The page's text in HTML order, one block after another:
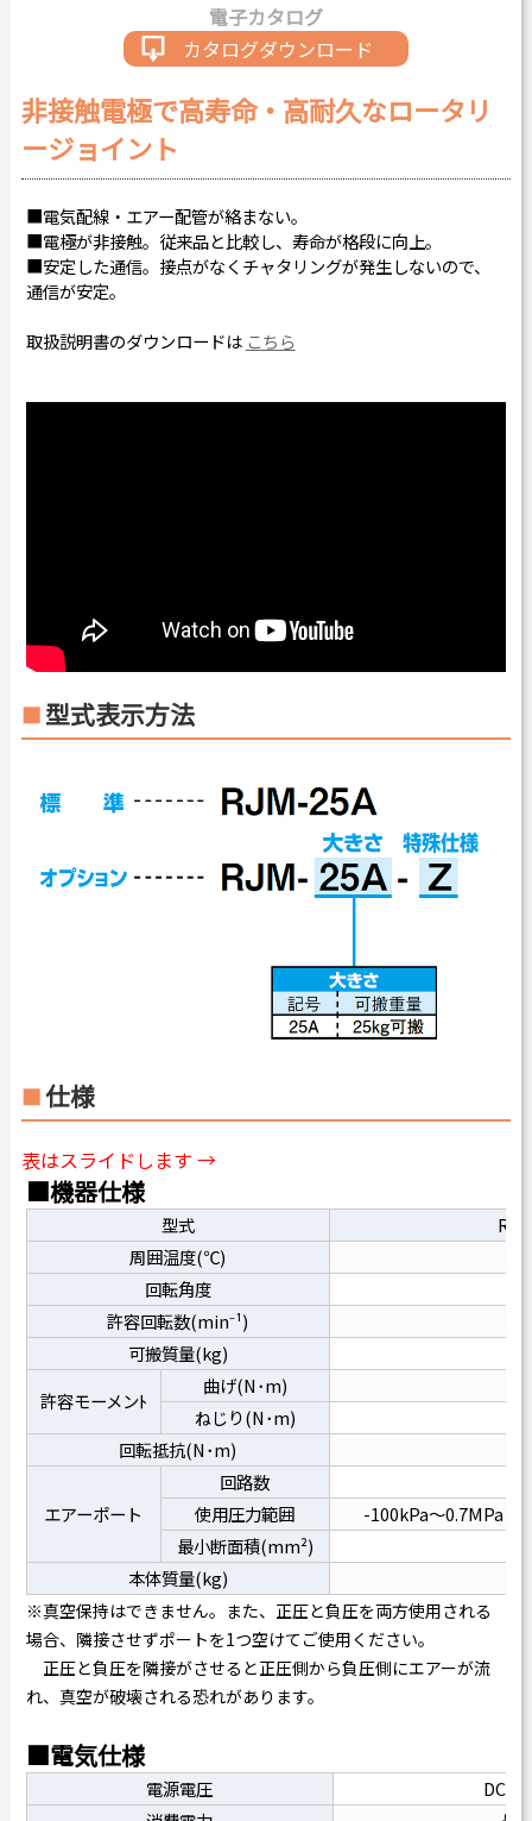
電子カタログ
カタログダウンロード
非接触電極で高寿命・高耐久なロータリ
ージョイント
■電気配線・エアー配管が絡まない。
■電極が非接触。従来品と比較し、寿命が格段に向上。
■安定した通信。接点がなくチャタリングが発生しないので、
通信が安定。
取扱説明書のダウンロードは こちら
型式表示方法
仕様
表はスライドします →
■機器仕様
型式
周囲温度(℃)
回転角度
許容回転数(min⁻¹)
可搬質量(kg)
許容モーメンﾄ
曲げ(N･m)
ねじり(N･m)
回転抵抗(N･m)
エアーポート
回路数
使用圧力範囲
-100kPa
最小断面積(mm²)
本体質量(kg)
※真空保持はできません。また、正圧と負圧を両方使用される
場合、隣接させずポートを1つ空けてご使用ください。
正圧と負圧を隣接がさせると正圧側から負圧側にエアーが流
れ、真空が破壊される恐れがあります。
■電気仕様
電源電圧
Chinese